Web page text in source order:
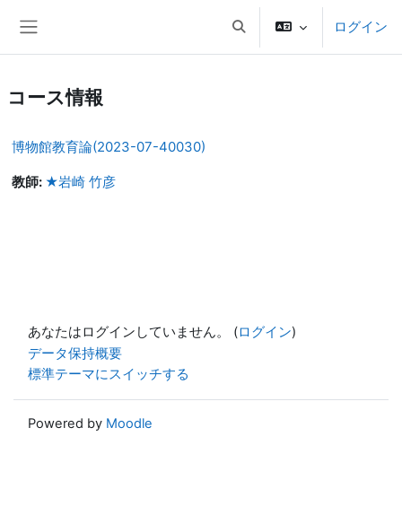
検索入力に切り替えるログイン
コース情報
博物館教育論(2023-07-40030)
教師: ★岩崎 竹彦
あなたはログインしていません。 (ログイン)
データ保持概要
標準テーマにスイッチする
Powered by Moodle